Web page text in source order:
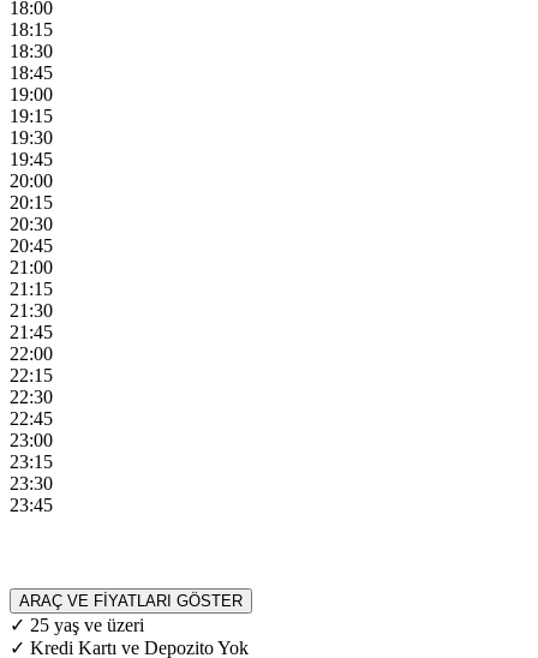
18:00
18:15
18:30
18:45
19:00
19:15
19:30
19:45
20:00
20:15
20:30
20:45
21:00
21:15
21:30
21:45
22:00
22:15
22:30
22:45
23:00
23:15
23:30
23:45
ARAÇ VE FİYATLARI GÖSTER
✓ 25 yaş ve üzeri
✓ Kredi Kartı ve Depozito Yok